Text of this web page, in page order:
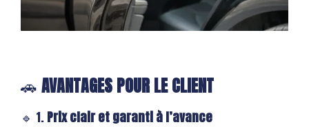
🚗AVANTAGES POUR LE CLIENT
🔹 1.Prix clair et garanti à l’avance